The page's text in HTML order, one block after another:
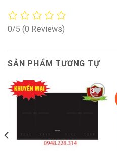
0/5 (0 Reviews)
SẢN PHẨM TƯƠNG TỰ